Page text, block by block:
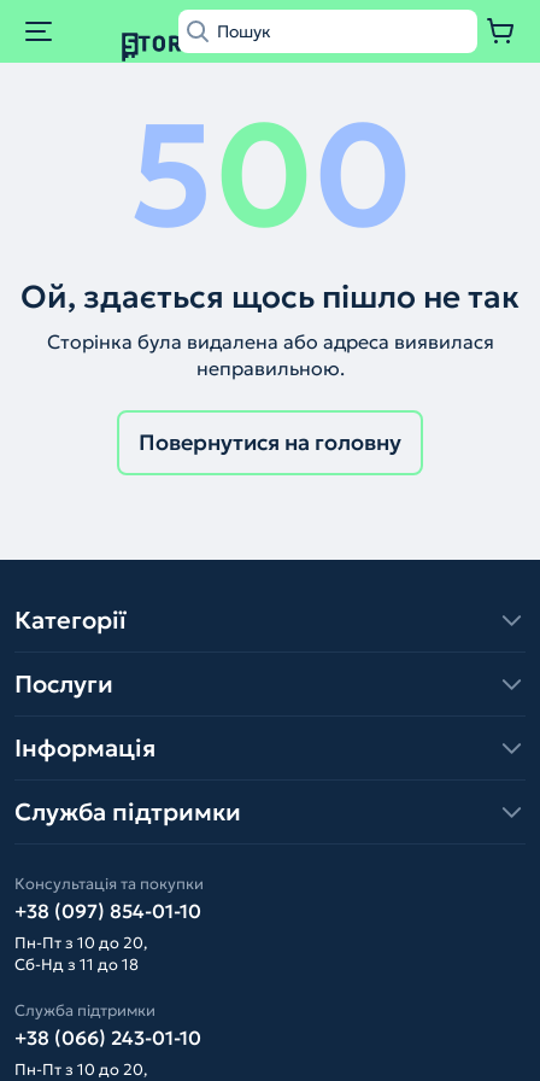
500
Ой, здається щось пішло не так
Сторінка була видалена або адреса виявилася
неправильною.
Повернутися на головну
Категорії
Послуги
Інформація
Служба підтримки
Консультація та покупки
+38 (097) 854-01-10
Пн-Пт з 10 до 20,
Сб-Нд з 11 до 18
Служба підтримки
+38 (066) 243-01-10
Пн-Пт з 10 до 20,